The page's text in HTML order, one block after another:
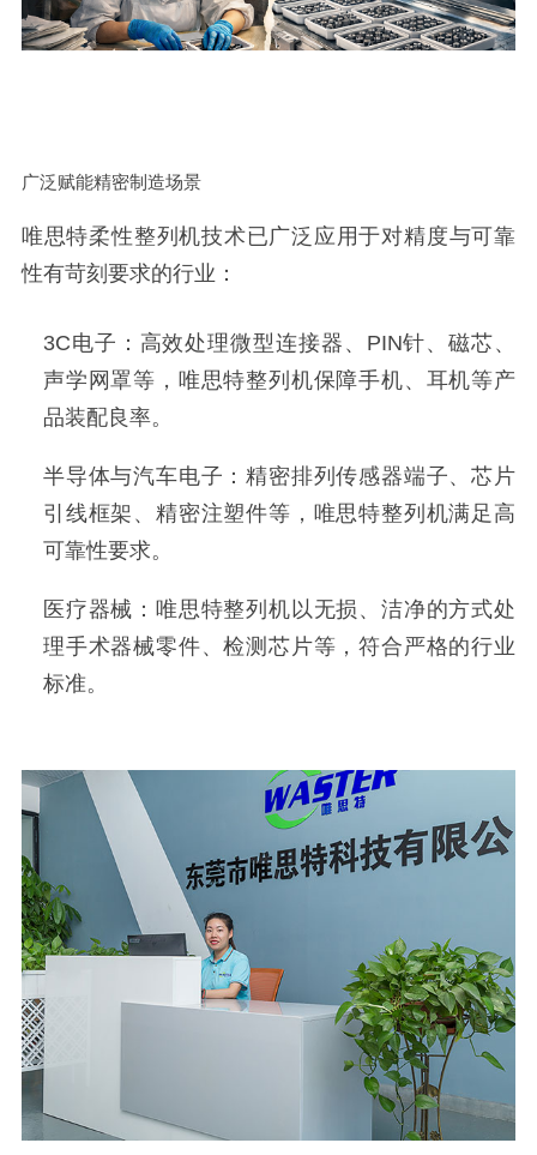
广泛赋能精密制造场景
唯思特柔性整列机技术已广泛应用于对精度与可靠
性有苛刻要求的行业：
3C电子：高效处理微型连接器、PIN针、磁芯、
声学网罩等， 唯思特整列机保障手机、耳机等产
品装配良率。
半导体与汽车电子：精密排列传感器端子、芯片
引线框架、精密注塑件等， 唯思特整列机满足高
可靠性要求。
医疗器械： 唯思特整列机 以无损、洁净的方式处
理手术器械零件、检测芯片等，符合严格的行业
标准。